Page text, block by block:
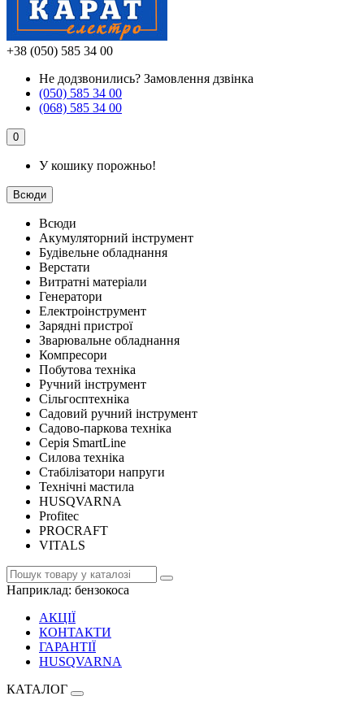
+38 (050) 585 34 00
Не додзвонились? Замовлення дзвінка
(050) 585 34 00
(068) 585 34 00
0
У кошику порожньо!
Всюди
Всюди
Акумуляторний інструмент
Будівельне обладнання
Верстати
Витратні матеріали
Генератори
Електроінструмент
Зарядні пристрої
Зварювальне обладнання
Компресори
Побутова техніка
Ручний інструмент
Сільгосптехніка
Садовий ручний інструмент
Садово-паркова техніка
Серія SmartLine
Силова техніка
Стабілізатори напруги
Технічні мастила
HUSQVARNA
Profitec
PROCRAFT
VITALS
Наприклад: бензокоса
АКЦІЇ
КОНТАКТИ
ГАРАНТІЇ
HUSQVARNA
КАТАЛОГ